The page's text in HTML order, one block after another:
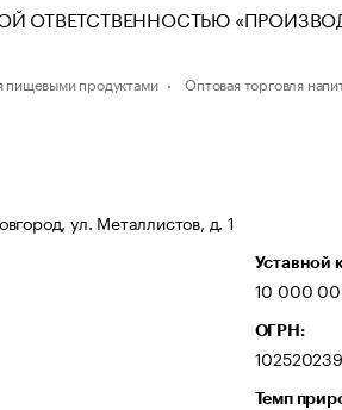
ОТВЕТСТВЕННОСТЬЮ
пищевыми продуктами Оптовая торговля
ул. Металлистов, д. 1
Уставной
10 000
ОГРН:
Темп